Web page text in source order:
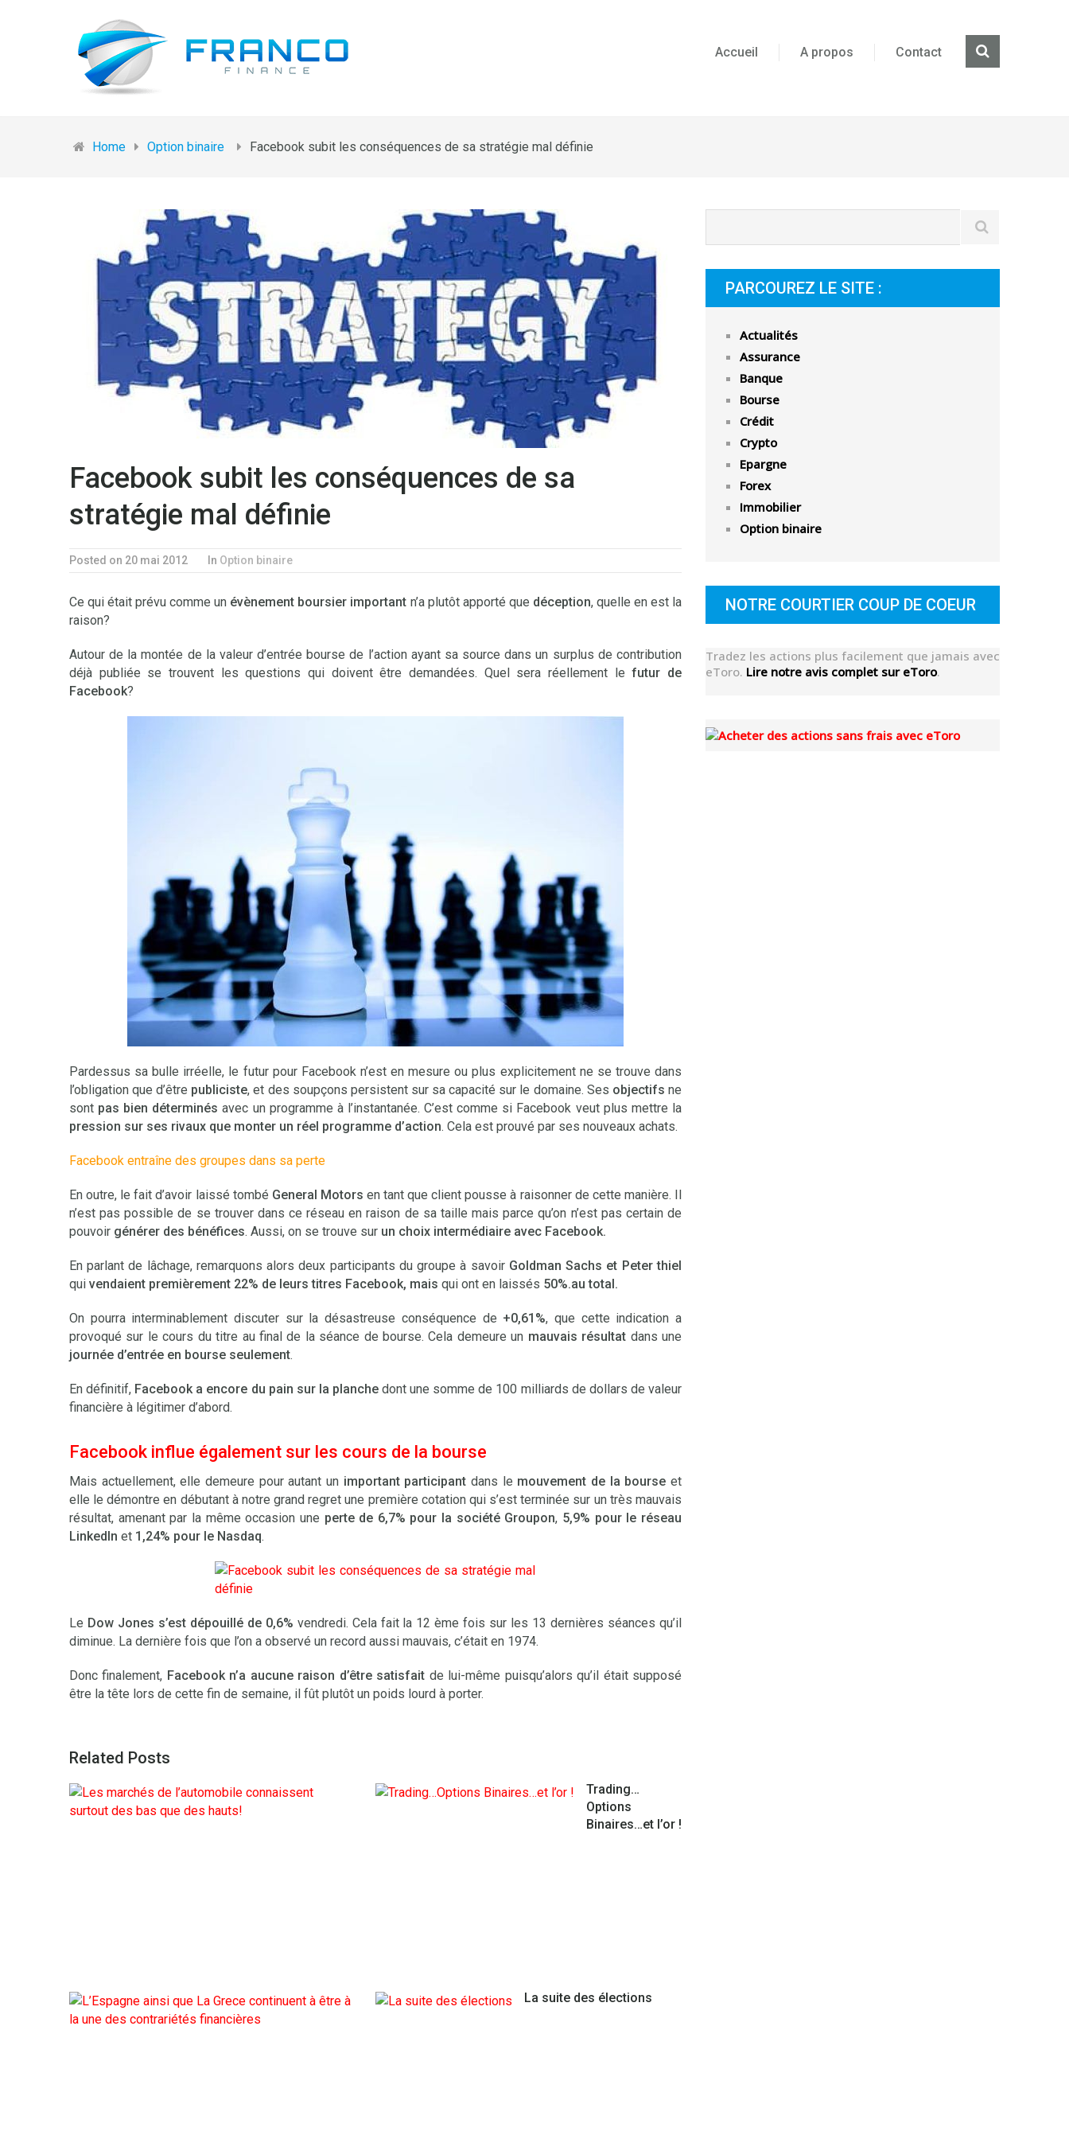
Accueil A propos Contact
Home Option binaire Facebook subit les conséquences de sa stratégie mal définie
Facebook subit les conséquences de sa
stratégie mal définie
Posted on 20 mai 2012 In Option binaire
Ce qui était prévu comme un évènement boursier important n’a plutôt apporté que déception, quelle en est la
raison?
Autour de la montée de la valeur d’entrée bourse de l’action ayant sa source dans un surplus de contribution
déjà publiée se trouvent les questions qui doivent être demandées. Quel sera réellement lefutur de
Facebook?
Pardessus sa bulle irréelle, le futur pour Facebook n’est en mesure ou plus explicitement ne se trouve dans
l’obligation que d’être publiciste, et des soupçons persistent sur sa capacité sur le domaine. Ses objectifs ne
sont pas bien déterminés avec un programme à l’instantanée. C’est comme si Facebook veut plus mettre la
pression sur ses rivaux que monter un réel programme d’action. Cela est prouvé par ses nouveaux achats.
Facebook entraîne des groupes dans sa perte
En outre, le fait d’avoir laissé tombé General Motors en tant que client pousse à raisonner de cette manière. Il
n’est pas possible de se trouver dans ce réseau en raison de sa taille mais parce qu’on n’est pas certain de
pouvoir générer des bénéfices. Aussi, on se trouve sur un choix intermédiaire avec Facebook.
En parlant de lâchage, remarquons alors deux participants du groupe à savoir Goldman Sachs et Peter thiel
qui vendaient premièrement 22% de leurs titres Facebook, mais qui ont en laissés 50%.au total.
On pourra interminablement discuter sur la désastreuse conséquence de +0,61%, que cette indication a
provoqué sur le cours du titre au final de la séance de bourse. Cela demeure un mauvais résultat dans une
journée d’entrée en bourse seulement.
En définitif, Facebook a encore du pain sur la planchedont une somme de 100 milliards de dollars de valeur
financière à légitimer d’abord.
Facebook influe également sur les cours de la bourse
Mais actuellement, elle demeure pour autant un important participant dans le mouvement de la bourse et
elle le démontre en débutant à notre grand regret une première cotation qui s’est terminée sur un très mauvais
résultat, amenant par la même occasion une perte de 6,7% pour la société Groupon, 5,9% pour le réseau
Linkedln et 1,24% pour le Nasdaq.
Le Dow Jones s’est dépouillé de 0,6% vendredi. Cela fait la 12 ème fois sur les 13 dernières séances qu’il
diminue. La dernière fois que l’on a observé un record aussi mauvais, c’était en 1974.
Donc finalement, Facebook n’a aucune raison d’être satisfait de lui-même puisqu’alors qu’il était supposé
être la tête lors de cette fin de semaine, il fût plutôt un poids lourd à porter.
Related Posts
Les
Trading…
Options
Binaires…et l’or !
L’Espagne
La suite des élections
PARCOUREZ LE SITE :
Actualités
Assurance
Banque
Bourse
Crédit
Crypto
Epargne
Forex
Immobilier
Option binaire
NOTRE COURTIER COUP DE COEUR
Tradez les actions plus facilement que jamais avec
eToro. Lire notre avis complet sur eToro.